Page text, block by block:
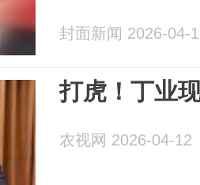
封面新闻 2026-04-
打虎！丁业
农视网 2026-04-12